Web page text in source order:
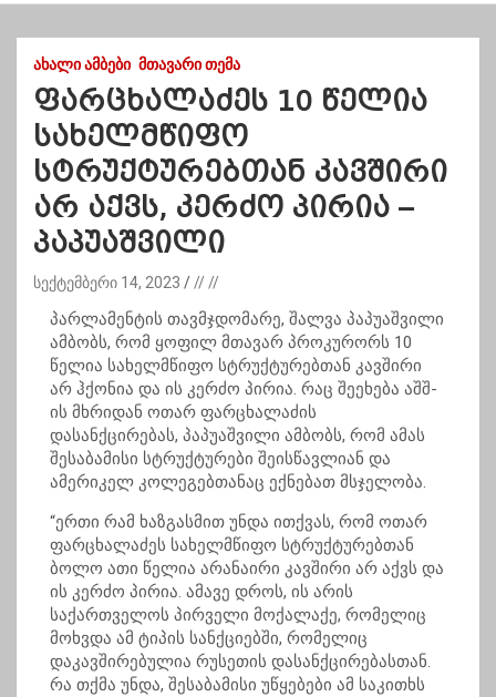
ᲐᲮᲐᲚᲘ ᲐᲛᲑᲔᲑᲘ ᲛᲗᲐᲕᲐᲠᲘ ᲗᲔᲛᲐ
ფარცხალაძეს 10 წელია
სახელმწიფო
სტრუქტურებთან კავშირი
არ აქვს, კერძო პირია –
პაპუაშვილი
სექტემბერი 14, 2023 // //
პარლამენტის თავმჯდომარე, შალვა პაპუაშვილი
ამბობს, რომ ყოფილ მთავარ პროკურორს 10
წელია სახელმწიფო სტრუქტურებთან კავშირი
არ ჰქონია და ის კერძო პირია. რაც შეეხება აშშ-
ის მხრიდან ოთარ ფარცხალაძის
დასანქცირებას, პაპუაშვილი ამბობს, რომ ამას
შესაბამისი სტრუქტურები შეისწავლიან და
ამერიკელ კოლეგებთანაც ექნებათ მსჯელობა.
“ერთი რამ ხაზგასმით უნდა ითქვას, რომ ოთარ
ფარცხალაძეს სახელმწიფო სტრუქტურებთან
ბოლო ათი წელია არანაირი კავშირი არ აქვს და
ის კერძო პირია. ამავე დროს, ის არის
საქართველოს პირველი მოქალაქე, რომელიც
მოხვდა ამ ტიპის სანქციებში, რომელიც
დაკავშირებულია რუსეთის დასანქცირებასთან.
რა თქმა უნდა, შესაბამისი უწყებები ამ საკითხს